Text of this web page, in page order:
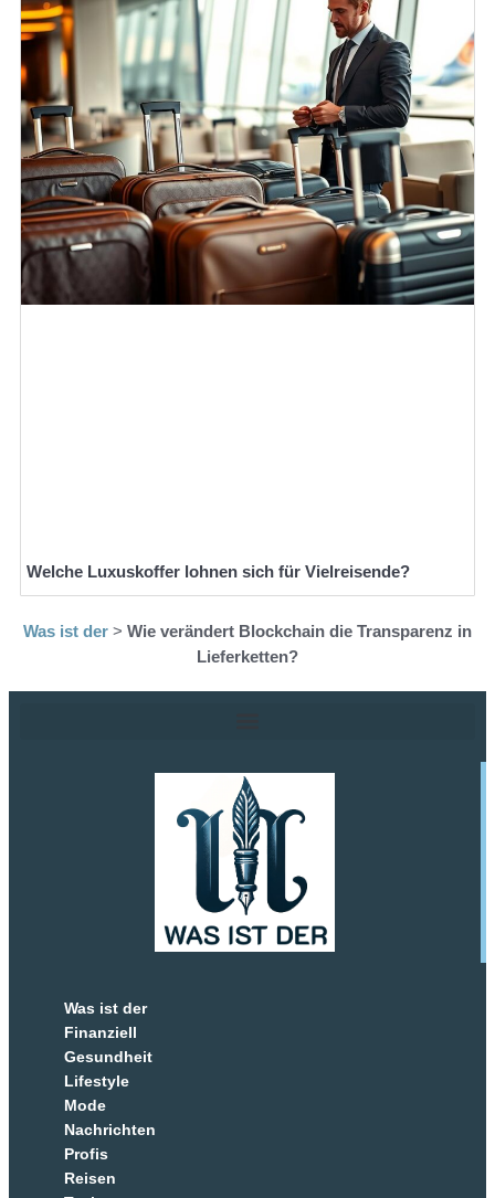
Welche Luxuskoffer lohnen sich für Vielreisende?
Was ist der > Wie verändert Blockchain die Transparenz in
Lieferketten?
Was ist der
Finanziell
Gesundheit
Lifestyle
Mode
Nachrichten
Profis
Reisen